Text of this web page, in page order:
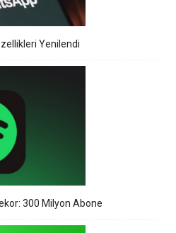
Yenilendi
300 Milyon Abone